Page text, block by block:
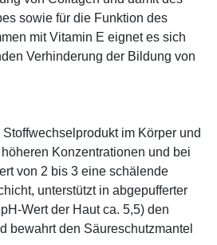
sowie für die Funktion des
mit Vitamin E eignet es sich
Verhinderung der Bildung von
im Körper und
Konzentrationen und bei
von 2 bis 3 eine schälende
unterstützt in abgepufferter
Wert der Haut ca. 5,5) den
bewahrt den Säureschutzmantel